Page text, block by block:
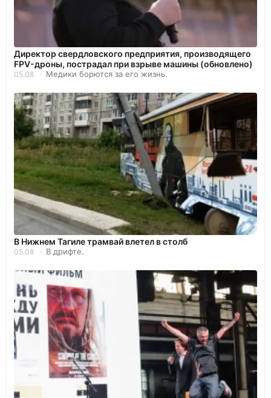
Директор свердловского предприятия, производящего
FPV-дроны, пострадал при взрыве машины (обновлено)
05.08 Медики борются за его жизнь.
В Нижнем Тагиле трамвай влетел в столб
05.08 В дрифте.